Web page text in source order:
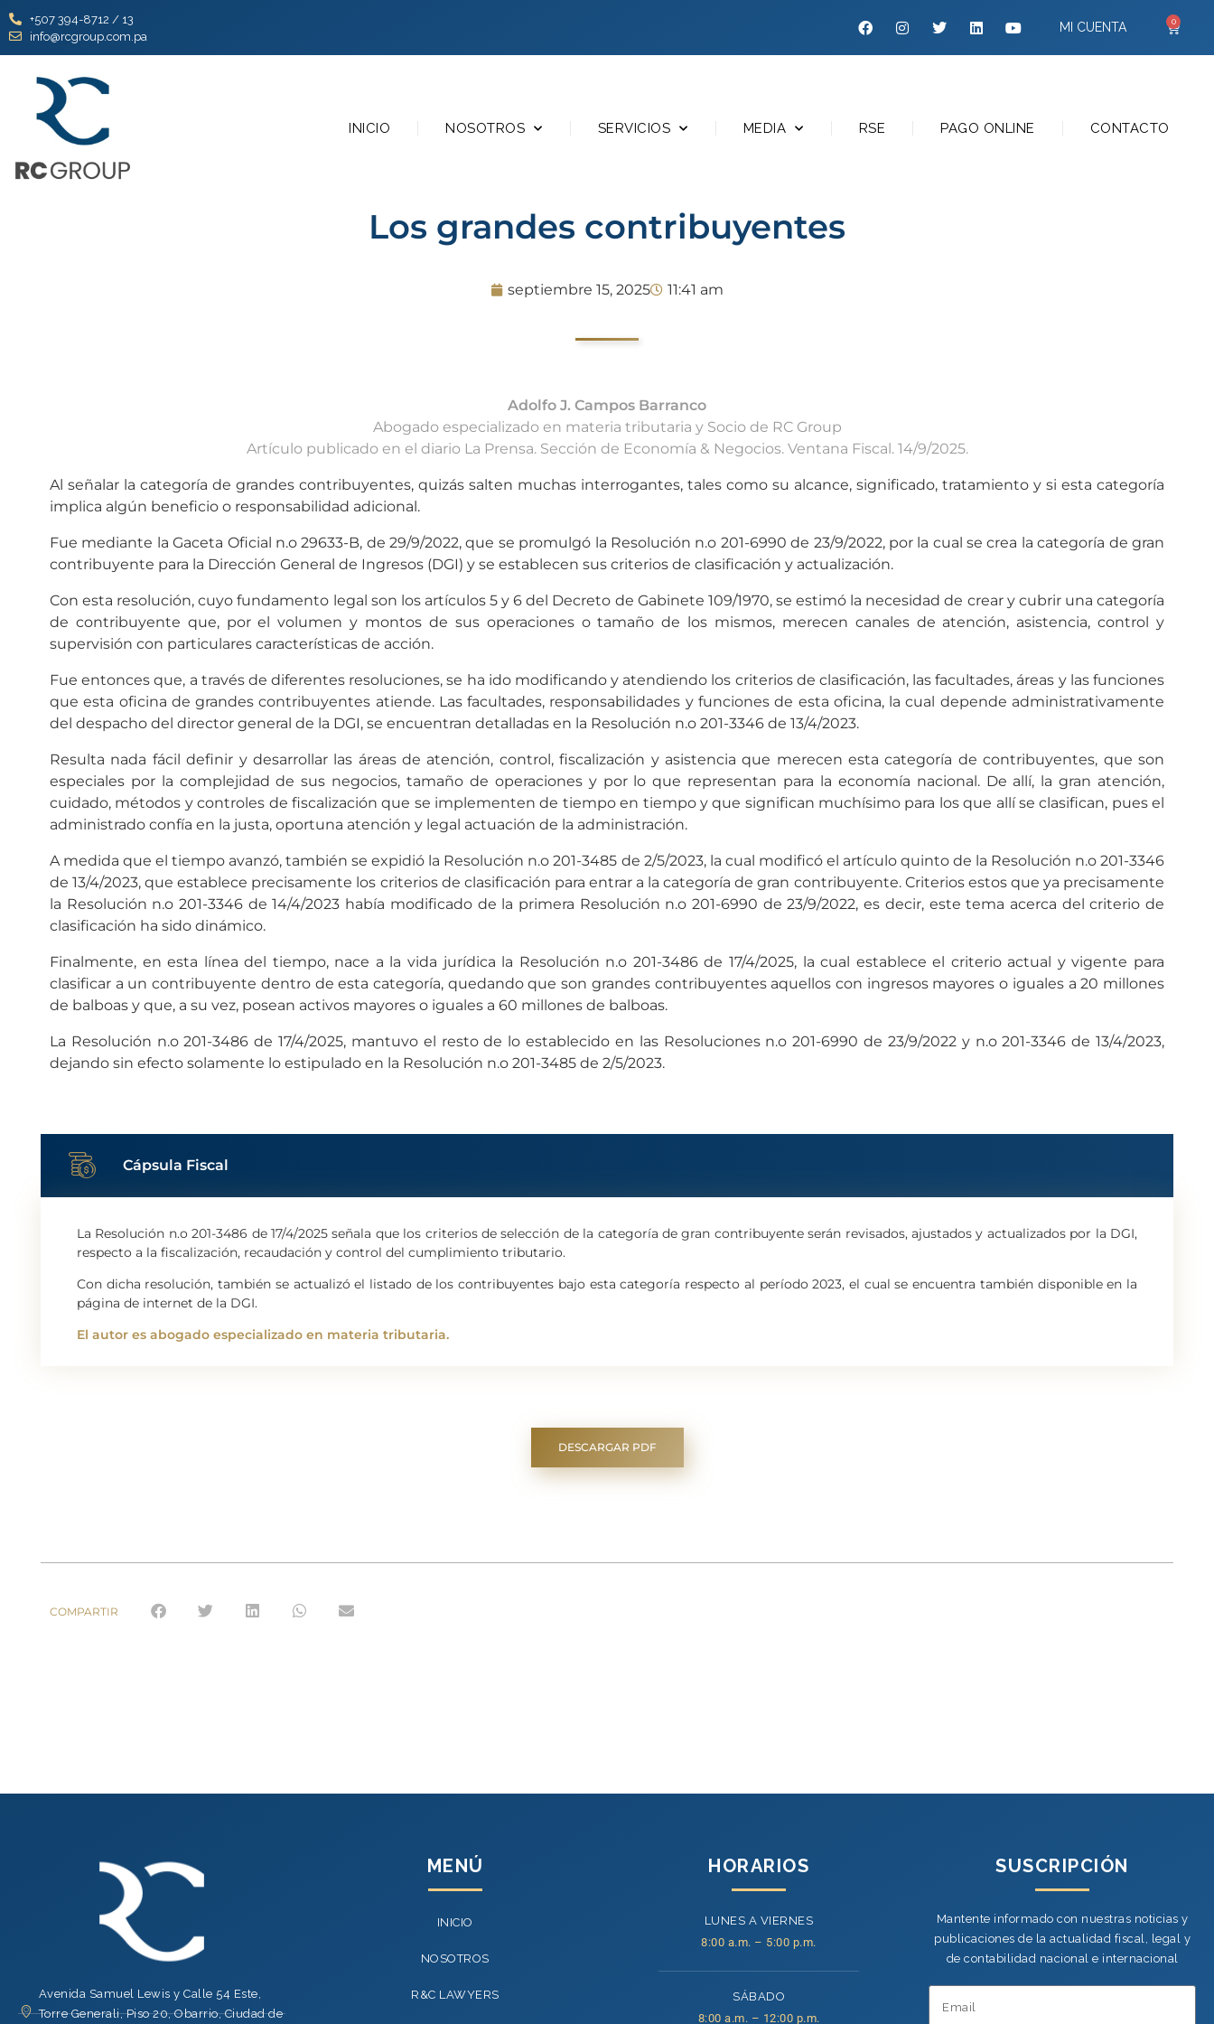
+507 394-8712 / 13
info@rcgroup.com.pa
MI CUENTA 0
INICIO NOSOTROS SERVICIOS MEDIA RSE PAGO ONLINE CONTACTO
Los grandes contribuyentes
septiembre 15, 2025 11:41 am
Adolfo J. Campos Barranco
Abogado especializado en materia tributaria y Socio de RC Group
Artículo publicado en el diario La Prensa. Sección de Economía & Negocios. Ventana Fiscal. 14/9/2025.
Al señalar la categoría de grandes contribuyentes, quizás salten muchas interrogantes, tales como su alcance, significado, tratamiento y si esta categoría
implica algún beneficio o responsabilidad adicional.
Fue mediante la Gaceta Oficial n.o 29633-B, de 29/9/2022, que se promulgó la Resolución n.o 201-6990 de 23/9/2022, por la cual se crea la categoría de gran
contribuyente para la Dirección General de Ingresos (DGI) y se establecen sus criterios de clasificación y actualización.
Con esta resolución, cuyo fundamento legal son los artículos 5 y 6 del Decreto de Gabinete 109/1970, se estimó la necesidad de crear y cubrir una categoría
de contribuyente que, por el volumen y montos de sus operaciones o tamaño de los mismos, merecen canales de atención, asistencia, control y
supervisión con particulares características de acción.
Fue entonces que, a través de diferentes resoluciones, se ha ido modificando y atendiendo los criterios de clasificación, las facultades, áreas y las funciones
que esta oficina de grandes contribuyentes atiende. Las facultades, responsabilidades y funciones de esta oficina, la cual depende administrativamente
del despacho del director general de la DGI, se encuentran detalladas en la Resolución n.o 201-3346 de 13/4/2023.
Resulta nada fácil definir y desarrollar las áreas de atención, control, fiscalización y asistencia que merecen esta categoría de contribuyentes, que son
especiales por la complejidad de sus negocios, tamaño de operaciones y por lo que representan para la economía nacional. De allí, la gran atención,
cuidado, métodos y controles de fiscalización que se implementen de tiempo en tiempo y que significan muchísimo para los que allí se clasifican, pues el
administrado confía en la justa, oportuna atención y legal actuación de la administración.
A medida que el tiempo avanzó, también se expidió la Resolución n.o 201-3485 de 2/5/2023, la cual modificó el artículo quinto de la Resolución n.o 201-3346
de 13/4/2023, que establece precisamente los criterios de clasificación para entrar a la categoría de gran contribuyente. Criterios estos que ya precisamente
la Resolución n.o 201-3346 de 14/4/2023 había modificado de la primera Resolución n.o 201-6990 de 23/9/2022, es decir, este tema acerca del criterio de
clasificación ha sido dinámico.
Finalmente, en esta línea del tiempo, nace a la vida jurídica la Resolución n.o 201-3486 de 17/4/2025, la cual establece el criterio actual y vigente para
clasificar a un contribuyente dentro de esta categoría, quedando que son grandes contribuyentes aquellos con ingresos mayores o iguales a 20 millones
de balboas y que, a su vez, posean activos mayores o iguales a 60 millones de balboas.
La Resolución n.o 201-3486 de 17/4/2025, mantuvo el resto de lo establecido en las Resoluciones n.o 201-6990 de 23/9/2022 y n.o 201-3346 de 13/4/2023,
dejando sin efecto solamente lo estipulado en la Resolución n.o 201-3485 de 2/5/2023.
Cápsula Fiscal
La Resolución n.o 201-3486 de 17/4/2025 señala que los criterios de selección de la categoría de gran contribuyente serán revisados, ajustados y actualizados por la DGI,
respecto a la fiscalización, recaudación y control del cumplimiento tributario.
Con dicha resolución, también se actualizó el listado de los contribuyentes bajo esta categoría respecto al período 2023, el cual se encuentra también disponible en la
página de internet de la DGI.
El autor es abogado especializado en materia tributaria.
DESCARGAR PDF
COMPARTIR
Avenida Samuel Lewis y Calle 54 Este,
Torre Generali, Piso 20, Obarrio, Ciudad de
MENÚ
INICIO
NOSOTROS
R&C LAWYERS
HORARIOS
LUNES A VIERNES
8:00 a.m. – 5:00 p.m.
SÁBADO
8:00 a.m. – 12:00 p.m.
SUSCRIPCIÓN
Mantente informado con nuestras noticias y
publicaciones de la actualidad fiscal, legal y
de contabilidad nacional e internacional